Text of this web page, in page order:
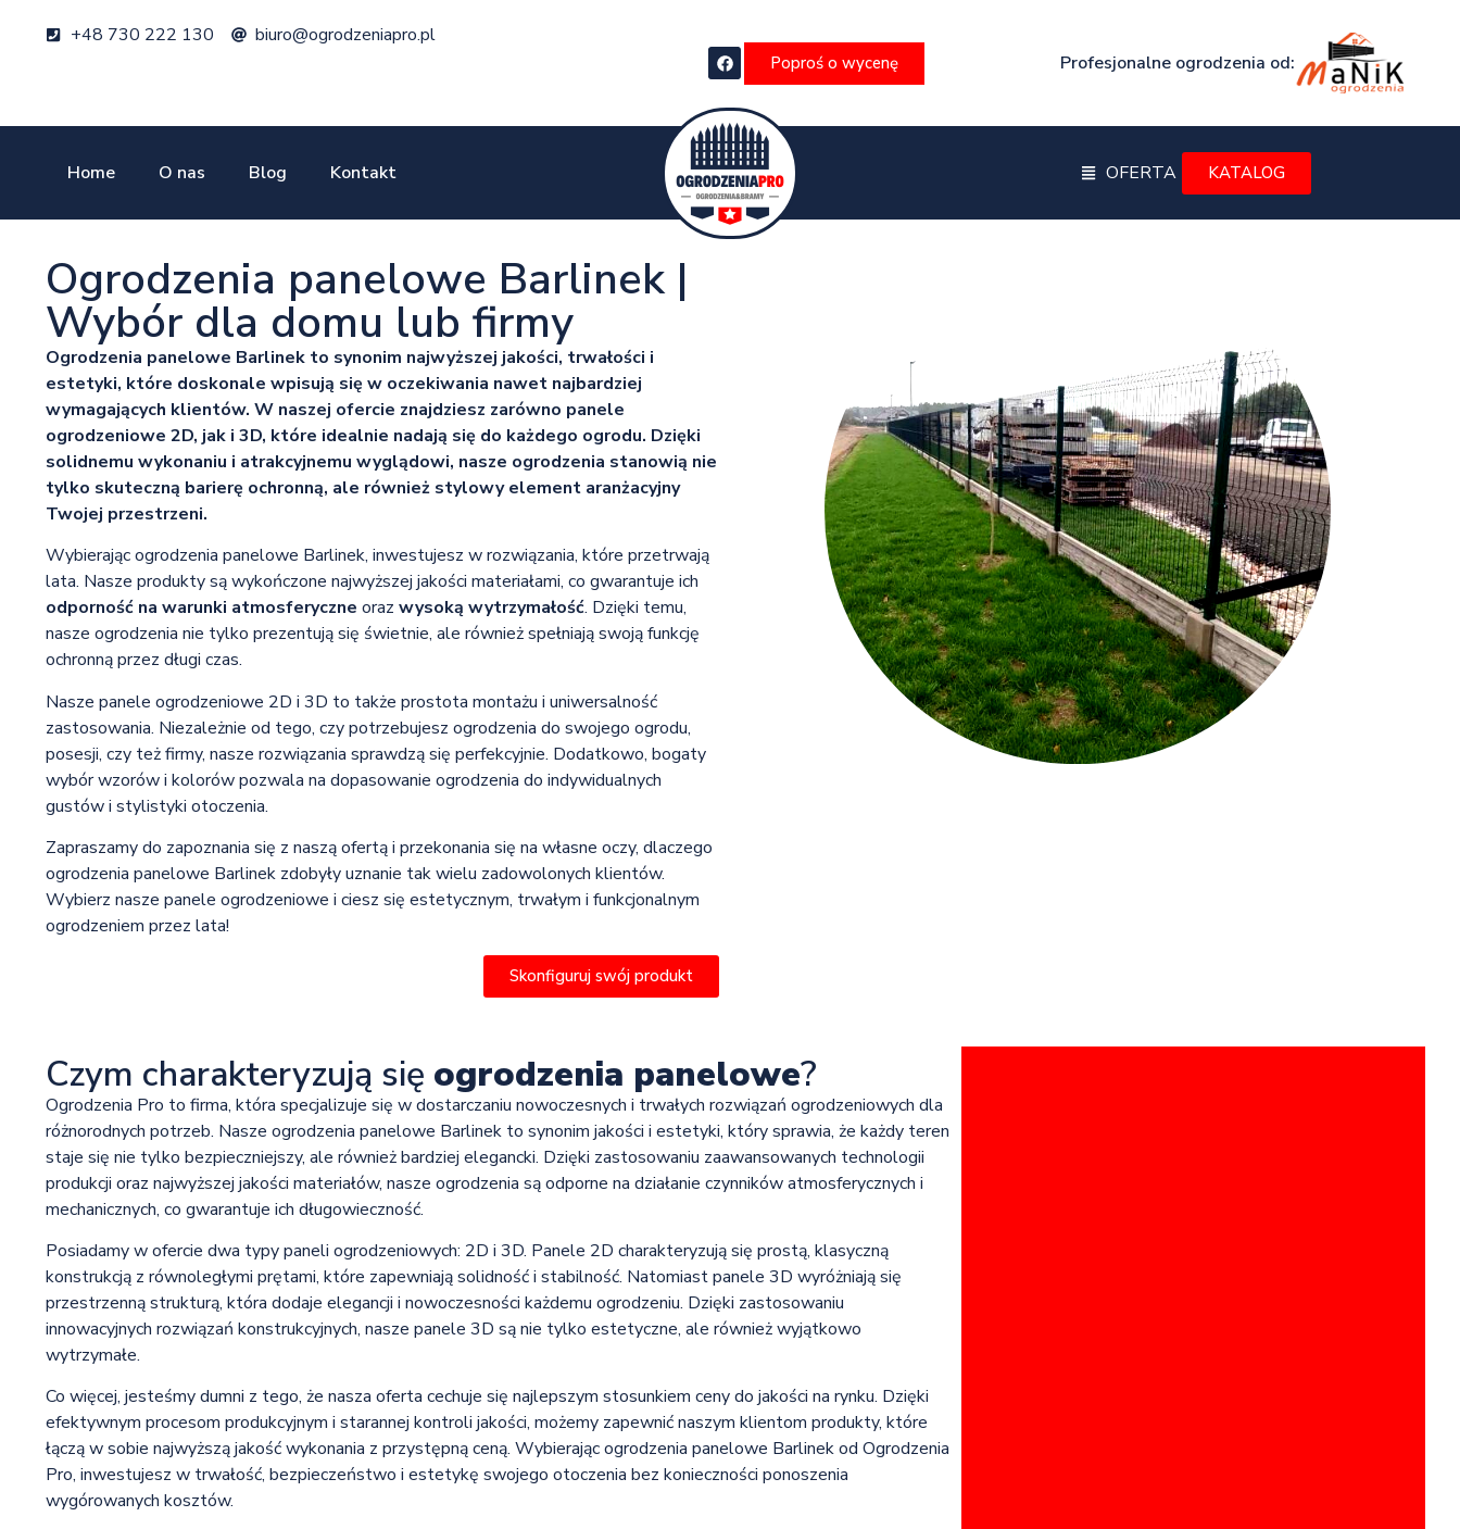
+48 730 222 130 biuro@ogrodzeniapro.pl
Poproś o wycenę Profesjonalne ogrodzenia od:
Home O nas Blog Kontakt OFERTA KATALOG
Ogrodzenia panelowe Barlinek |
Wybór dla domu lub firmy
Ogrodzenia panelowe Barlinek to synonim najwyższej jakości, trwałości i
estetyki, które doskonale wpisują się w oczekiwania nawet najbardziej
wymagających klientów. W naszej ofercie znajdziesz zarówno panele
ogrodzeniowe 2D, jak i 3D, które idealnie nadają się do każdego ogrodu. Dzięki
solidnemu wykonaniu i atrakcyjnemu wyglądowi, nasze ogrodzenia stanowią nie
tylko skuteczną barierę ochronną, ale również stylowy element aranżacyjny
Twojej przestrzeni.
Wybierając ogrodzenia panelowe Barlinek, inwestujesz w rozwiązania, które przetrwają
lata. Nasze produkty są wykończone najwyższej jakości materiałami, co gwarantuje ich
odporność na warunki atmosferyczne oraz wysoką wytrzymałość. Dzięki temu,
nasze ogrodzenia nie tylko prezentują się świetnie, ale również spełniają swoją funkcję
ochronną przez długi czas.
Nasze panele ogrodzeniowe 2D i 3D to także prostota montażu i uniwersalność
zastosowania. Niezależnie od tego, czy potrzebujesz ogrodzenia do swojego ogrodu,
posesji, czy też firmy, nasze rozwiązania sprawdzą się perfekcyjnie. Dodatkowo, bogaty
wybór wzorów i kolorów pozwala na dopasowanie ogrodzenia do indywidualnych
gustów i stylistyki otoczenia.
Zapraszamy do zapoznania się z naszą ofertą i przekonania się na własne oczy, dlaczego
ogrodzenia panelowe Barlinek zdobyły uznanie tak wielu zadowolonych klientów.
Wybierz nasze panele ogrodzeniowe i ciesz się estetycznym, trwałym i funkcjonalnym
ogrodzeniem przez lata!
Skonfiguruj swój produkt
Czym charakteryzują się ogrodzenia panelowe?
Ogrodzenia Pro to firma, która specjalizuje się w dostarczaniu nowoczesnych i trwałych rozwiązań ogrodzeniowych dla
różnorodnych potrzeb. Nasze ogrodzenia panelowe Barlinek to synonim jakości i estetyki, który sprawia, że każdy teren
staje się nie tylko bezpieczniejszy, ale również bardziej elegancki. Dzięki zastosowaniu zaawansowanych technologii
produkcji oraz najwyższej jakości materiałów, nasze ogrodzenia są odporne na działanie czynników atmosferycznych i
mechanicznych, co gwarantuje ich długowieczność.
Posiadamy w ofercie dwa typy paneli ogrodzeniowych: 2D i 3D. Panele 2D charakteryzują się prostą, klasyczną
konstrukcją z równoległymi prętami, które zapewniają solidność i stabilność. Natomiast panele 3D wyróżniają się
przestrzenną strukturą, która dodaje elegancji i nowoczesności każdemu ogrodzeniu. Dzięki zastosowaniu
innowacyjnych rozwiązań konstrukcyjnych, nasze panele 3D są nie tylko estetyczne, ale również wyjątkowo
wytrzymałe.
Co więcej, jesteśmy dumni z tego, że nasza oferta cechuje się najlepszym stosunkiem ceny do jakości na rynku. Dzięki
efektywnym procesom produkcyjnym i starannej kontroli jakości, możemy zapewnić naszym klientom produkty, które
łączą w sobie najwyższą jakość wykonania z przystępną ceną. Wybierając ogrodzenia panelowe Barlinek od Ogrodzenia
Pro, inwestujesz w trwałość, bezpieczeństwo i estetykę swojego otoczenia bez konieczności ponoszenia
wygórowanych kosztów.